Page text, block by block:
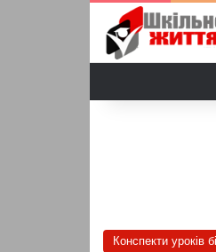
Конспекти уроків